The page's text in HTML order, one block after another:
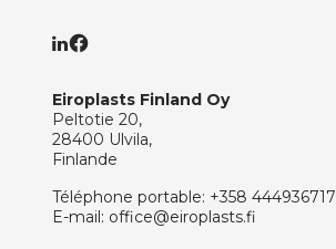
Eiroplasts Finland Oy
Peltotie 20,
28400 Ulvila,
Finlande
Téléphone portable: +358 444936717
E-mail: office@eiroplasts.fi